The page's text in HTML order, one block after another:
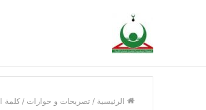
أخبار عاجلة
الرئيسية / تصريحات و حوارات / كلمة